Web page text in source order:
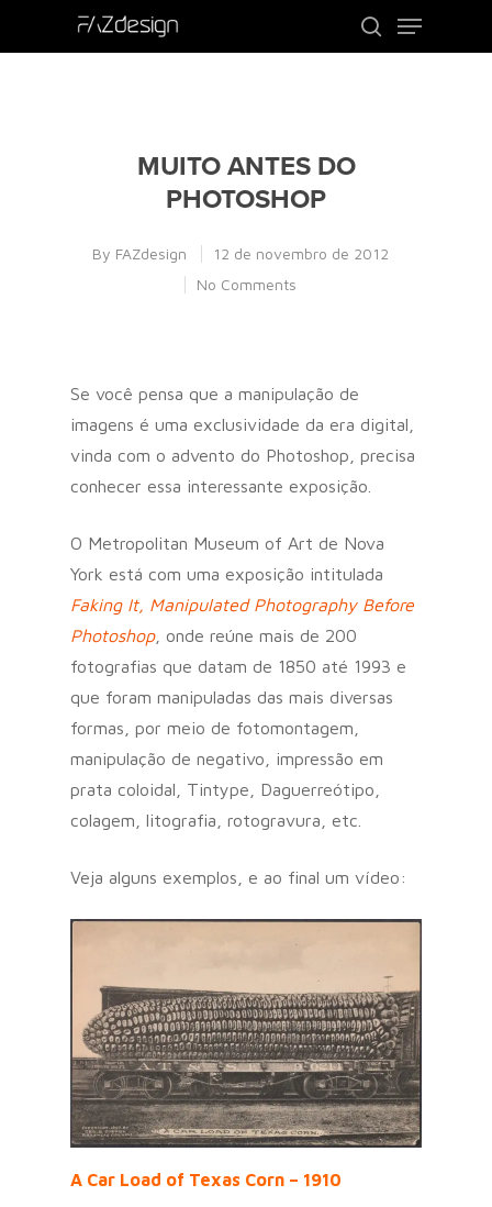
MUITO ANTES DO
PHOTOSHOP
By FAZdesign
12 de novembro de 2012
No Comments
Se você pensa que a manipulação de
imagens é uma exclusividade da era digital,
vinda com o advento do Photoshop, precisa
conhecer essa interessante exposição.
O Metropolitan Museum of Art de Nova
York está com uma exposição intitulada
Faking It, Manipulated Photography Before
Photoshop, onde reúne mais de 200
fotografias que datam de 1850 até 1993 e
que foram manipuladas das mais diversas
formas, por meio de fotomontagem,
manipulação de negativo, impressão em
prata coloidal, Tintype, Daguerreótipo,
colagem, litografia, rotogravura, etc.
Veja alguns exemplos, e ao final um vídeo:
A Car Load of Texas Corn – 1910